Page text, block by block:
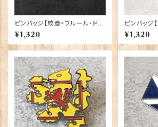
ピンバッジ【紋章=フルール・ド・
リス】Cadogan 90040-XJKB
16-45
¥1,320
ピンバッジ
オンジャック
0-T1321
¥1,320